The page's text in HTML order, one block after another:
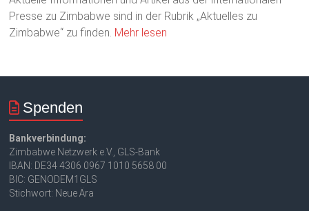
Presse zu Zimbabwe sind in der Rubrik „Aktuelles zu
Zimbabwe“ zu finden. Mehr lesen
Spenden
Bankverbindung:
Zimbabwe Netzwerk e.V., GLS-Bank
IBAN: DE34 4306 0967 1010 5658 00
BIC: GENODEM1GLS
Stichwort: Neue Ära